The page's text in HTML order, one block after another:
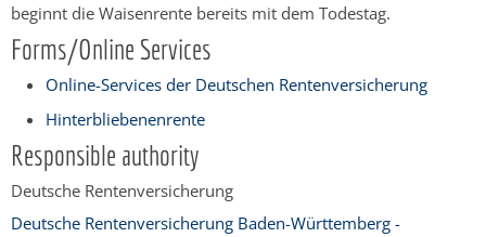
beginnt die Waisenrente bereits mit dem Todestag.
Forms/Online Services
Online-Services der Deutschen Rentenversicherung
Hinterbliebenenrente
Responsible authority
Deutsche Rentenversicherung
Deutsche Rentenversicherung Baden-Württemberg -